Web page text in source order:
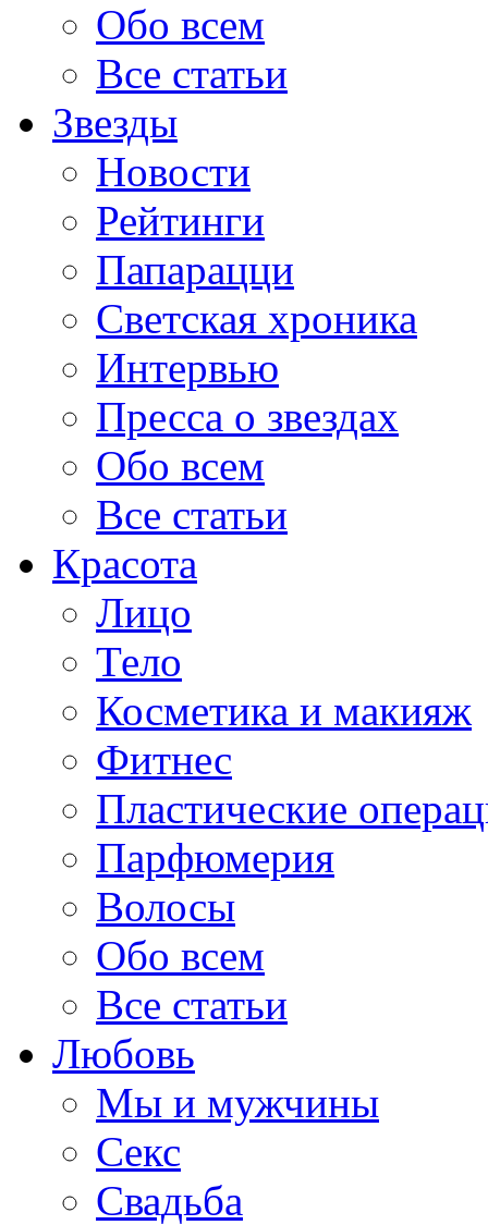
Обо всем
Все статьи
Звезды
Новости
Рейтинги
Папарацци
Светская хроника
Интервью
Пресса о звездах
Обо всем
Все статьи
Красота
Лицо
Тело
Косметика и макияж
Фитнес
Пластические
Парфюмерия
Волосы
Обо всем
Все статьи
Любовь
Мы и мужчины
Секс
Свадьба